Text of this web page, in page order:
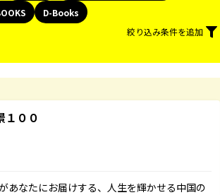
D-Books
絞り込み条件を追加
１００
あなたにお届けする、人生を輝かせる中国の